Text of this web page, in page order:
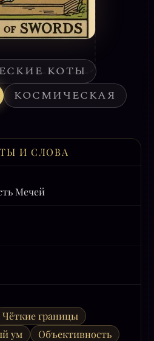
КОТЫ
КОСМИЧЕСКАЯ
И СЛОВА
Мечей
Чёткие границы
ум
Объективность